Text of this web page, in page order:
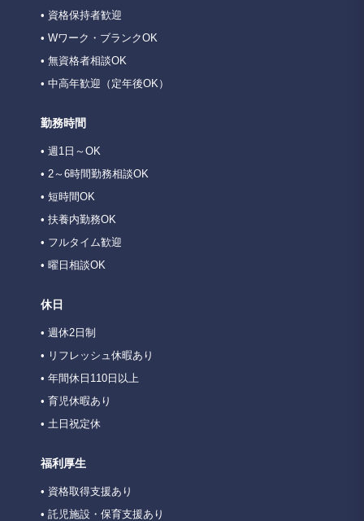
• 資格保持者歓迎
• Wワーク・ブランクOK
• 無資格者相談OK
• 中高年歓迎（定年後OK）
勤務時間
• 週1日～OK
• 2～6時間勤務相談OK
• 短時間OK
• 扶養内勤務OK
• フルタイム歓迎
• 曜日相談OK
休日
• 週休2日制
• リフレッシュ休暇あり
• 年間休日110日以上
• 育児休暇あり
• 土日祝定休
福利厚生
• 資格取得支援あり
• 託児施設・保育支援あり